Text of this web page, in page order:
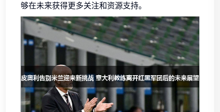
够在未来获得更多关注和资源支持。